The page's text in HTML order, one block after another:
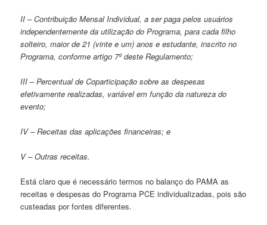
II – Contribuição Mensal Individual, a ser paga pelos usuários
independentemente da utilização do Programa, para cada filho
solteiro, maior de 21 (vinte e um) anos e estudante, inscrito no
Programa, conforme artigo 7º deste Regulamento;
III – Percentual de Coparticipação sobre as despesas
efetivamente realizadas, variável em função da natureza do
evento;
IV – Receitas das aplicações financeiras; e
V – Outras receitas.
Está claro que é necessário termos no balanço do PAMA as
receitas e despesas do Programa PCE individualizadas, pois são
custeadas por fontes diferentes.